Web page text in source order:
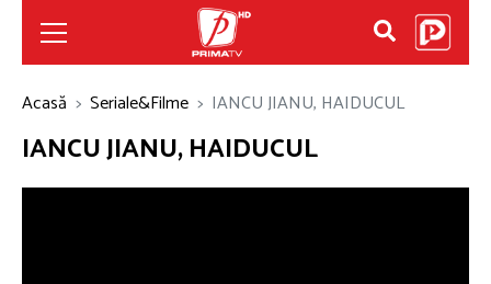
Acasă Seriale&Filme IANCU JIANU, HAIDUCUL
IANCU JIANU, HAIDUCUL